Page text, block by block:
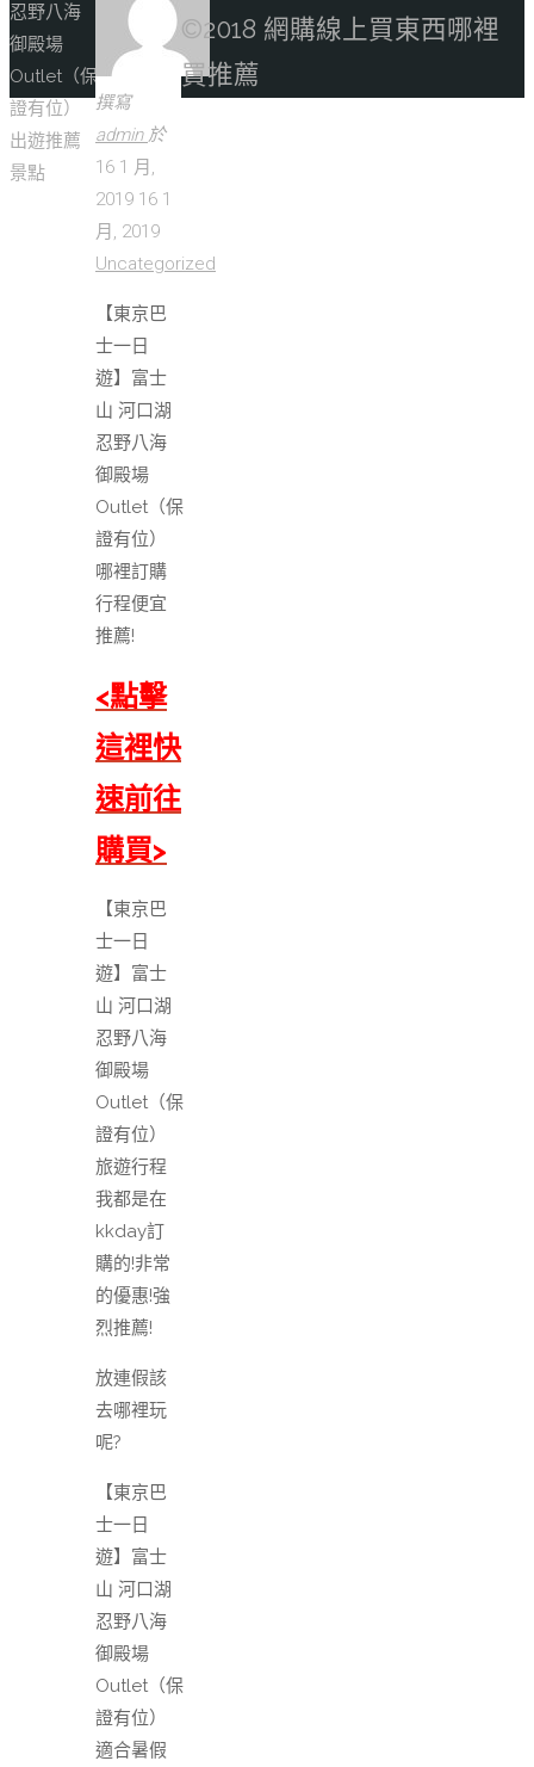
忍野八海
御殿場
Outlet（保
證有位）
出遊推薦
景點
撰寫
admin 於
16 1 月,
2019 16 1
月, 2019
Uncategorized
【東京巴
士一日
遊】富士
山 河口湖
忍野八海
御殿場
Outlet（保
證有位）
哪裡訂購
行程便宜
推薦!
<點擊
這裡快
速前往
購買>
【東京巴
士一日
遊】富士
山 河口湖
忍野八海
御殿場
Outlet（保
證有位）
旅遊行程
我都是在
kkday訂
購的!非常
的優惠!強
烈推薦!
放連假該
去哪裡玩
呢?
【東京巴
士一日
遊】富士
山 河口湖
忍野八海
御殿場
Outlet（保
證有位）
適合暑假
©2018 網購線上買東西哪裡
買推薦